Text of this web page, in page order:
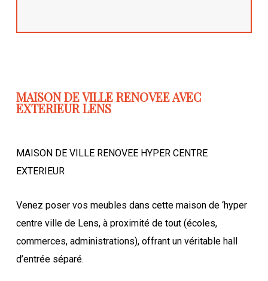
MAISON DE VILLE RENOVEE AVEC
EXTERIEUR LENS
MAISON DE VILLE RENOVEE HYPER CENTRE
EXTERIEUR
Venez poser vos meubles dans cette maison de ‘hyper
centre ville de Lens, à proximité de tout (écoles,
commerces, administrations), offrant un véritable hall
d’entrée séparé.